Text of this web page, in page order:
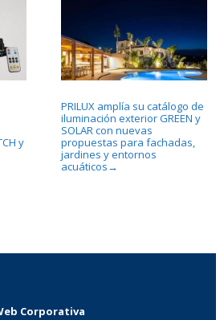
y
PRILUX amplía su catálogo de
iluminación exterior GREEN y
SOLAR con nuevas
propuestas para fachadas,
jardines y entornos
acuáticos →
Corporativa